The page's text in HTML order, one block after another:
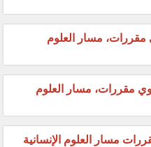
مقررات، مسار العلوم
الثانوي مقررات، مسار العلوم